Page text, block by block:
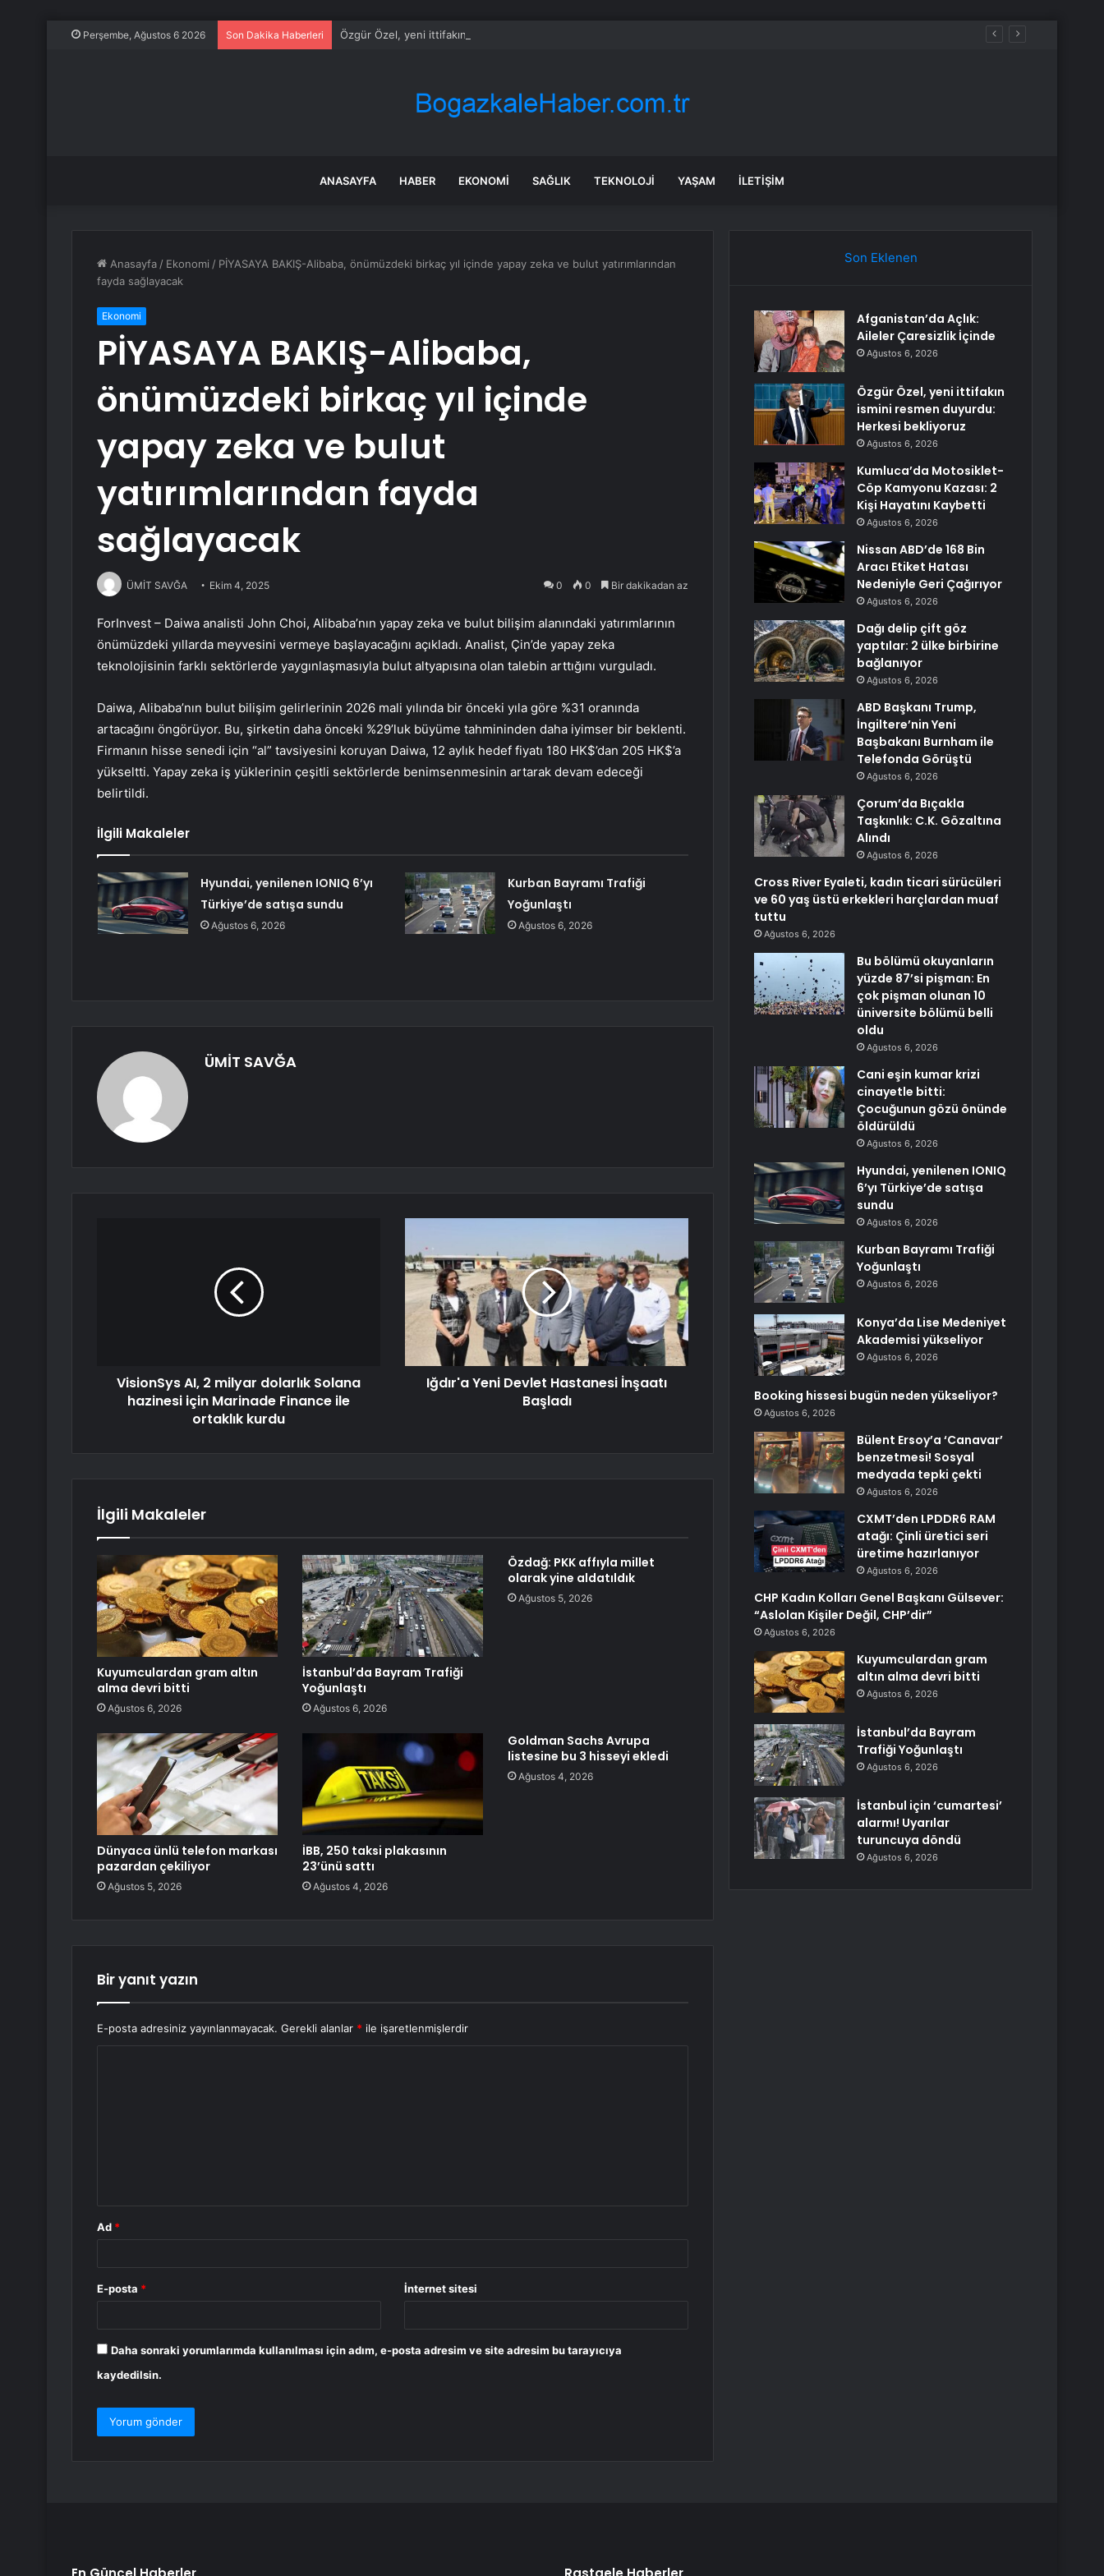
Perşembe, Ağustos 6 2026 Son Dakika Haberleri Özgür Özel, yeni ittifakın ismini resmen duyurdu: Herkesi bekliyoruz
ANASAYFA HABER EKONOMI SAĞLIK TEKNOLOJI YAŞAM İLETIŞIM
Anasayfa / Ekonomi / PİYASAYA BAKIŞ-Alibaba, önümüzdeki birkaç yıl içinde yapay zeka ve bulut yatırımlarından
fayda sağlayacak
Ekonomi
PİYASAYA BAKIŞ-Alibaba,
önümüzdeki birkaç yıl içinde
yapay zeka ve bulut
yatırımlarından fayda
sağlayacak
ÜMİT SAVĞA Ekim 4, 2025 0 0 Bir dakikadan az
ForInvest – Daiwa analisti John Choi, Alibaba’nın yapay zeka ve bulut bilişim alanındaki yatırımlarının
önümüzdeki yıllarda meyvesini vermeye başlayacağını açıkladı. Analist, Çin’de yapay zeka
teknolojisinin farklı sektörlerde yaygınlaşmasıyla bulut altyapısına olan talebin arttığını vurguladı.
Daiwa, Alibaba’nın bulut bilişim gelirlerinin 2026 mali yılında bir önceki yıla göre %31 oranında
artacağını öngörüyor. Bu, şirketin daha önceki %29’luk büyüme tahmininden daha iyimser bir beklenti.
Firmanın hisse senedi için “al” tavsiyesini koruyan Daiwa, 12 aylık hedef fiyatı 180 HK$’dan 205 HK$’a
yükseltti. Yapay zeka iş yüklerinin çeşitli sektörlerde benimsenmesinin artarak devam edeceği
belirtildi.
İlgili Makaleler
Hyundai, yenilenen IONIQ 6’yı
Türkiye’de satışa sundu
Ağustos 6, 2026
Kurban Bayramı Trafiği
Yoğunlaştı
Ağustos 6, 2026
ÜMİT SAVĞA
VisionSys AI, 2 milyar dolarlık Solana
hazinesi için Marinade Finance ile
ortaklık kurdu
Iğdır'a Yeni Devlet Hastanesi İnşaatı
Başladı
İlgili Makaleler
Kuyumculardan gram altın
alma devri bitti
Ağustos 6, 2026
İstanbul’da Bayram Trafiği
Yoğunlaştı
Ağustos 6, 2026
Özdağ: PKK affıyla millet
olarak yine aldatıldık
Ağustos 5, 2026
Dünyaca ünlü telefon markası
pazardan çekiliyor
Ağustos 5, 2026
İBB, 250 taksi plakasının
23’ünü sattı
Ağustos 4, 2026
Goldman Sachs Avrupa
listesine bu 3 hisseyi ekledi
Ağustos 4, 2026
Bir yanıt yazın
E-posta adresiniz yayınlanmayacak. Gerekli alanlar * ile işaretlenmişlerdir
Ad *
E-posta * İnternet sitesi
Daha sonraki yorumlarımda kullanılması için adım, e-posta adresim ve site adresim bu tarayıcıya
kaydedilsin.
Son Eklenen
Afganistan’da Açlık:
Aileler Çaresizlik İçinde
Ağustos 6, 2026
Özgür Özel, yeni ittifakın
ismini resmen duyurdu:
Herkesi bekliyoruz
Ağustos 6, 2026
Kumluca’da Motosiklet-
Cöp Kamyonu Kazası: 2
Kişi Hayatını Kaybetti
Ağustos 6, 2026
Nissan ABD’de 168 Bin
Aracı Etiket Hatası
Nedeniyle Geri Çağırıyor
Ağustos 6, 2026
Dağı delip çift göz
yaptılar: 2 ülke birbirine
bağlanıyor
Ağustos 6, 2026
ABD Başkanı Trump,
İngiltere’nin Yeni
Başbakanı Burnham ile
Telefonda Görüştü
Ağustos 6, 2026
Çorum’da Bıçakla
Taşkınlık: C.K. Gözaltına
Alındı
Ağustos 6, 2026
Cross River Eyaleti, kadın ticari sürücüleri
ve 60 yaş üstü erkekleri harçlardan muaf
tuttu
Ağustos 6, 2026
Bu bölümü okuyanların
yüzde 87’si pişman: En
çok pişman olunan 10
üniversite bölümü belli
oldu
Ağustos 6, 2026
Cani eşin kumar krizi
cinayetle bitti:
Çocuğunun gözü önünde
öldürüldü
Ağustos 6, 2026
Hyundai, yenilenen IONIQ
6’yı Türkiye’de satışa
sundu
Ağustos 6, 2026
Kurban Bayramı Trafiği
Yoğunlaştı
Ağustos 6, 2026
Konya’da Lise Medeniyet
Akademisi yükseliyor
Ağustos 6, 2026
Booking hissesi bugün neden yükseliyor?
Ağustos 6, 2026
Bülent Ersoy’a ‘Canavar’
benzetmesi! Sosyal
medyada tepki çekti
Ağustos 6, 2026
CXMT’den LPDDR6 RAM
atağı: Çinli üretici seri
üretime hazırlanıyor
Ağustos 6, 2026
CHP Kadın Kolları Genel Başkanı Gülsever:
“Aslolan Kişiler Değil, CHP’dir”
Ağustos 6, 2026
Kuyumculardan gram
altın alma devri bitti
Ağustos 6, 2026
İstanbul’da Bayram
Trafiği Yoğunlaştı
Ağustos 6, 2026
İstanbul için ‘cumartesi’
alarmı! Uyarılar
turuncuya döndü
Ağustos 6, 2026